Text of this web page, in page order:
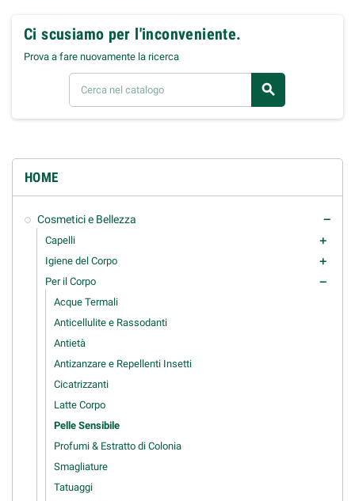
HOME
Cosmetici e Bellezza remove
Capelli add
Igiene del Corpo add
Per il Corpo remove
Acque Termali
Anticellulite e Rassodanti
Antietà
Antizanzare e Repellenti Insetti
Cicatrizzanti
Latte Corpo
Pelle Sensibile
Profumi & Estratto di Colonia
Smagliature
Tatuaggi
Ci scusiamo per l'inconveniente.
Prova a fare nuovamente la ricerca
search